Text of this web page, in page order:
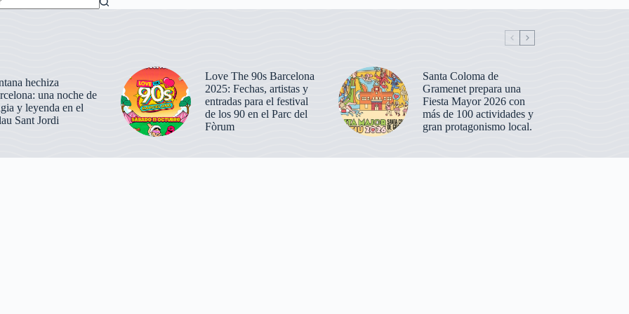
hechiza
una noche de
y leyenda en el
Sant Jordi
Love The 90s Barcelona
2025: Fechas, artistas y
entradas para el festival
de los 90 en el Parc del
Fòrum
Santa Coloma de
Gramenet prepara una
Fiesta Mayor 2026 con
más de 100 actividades y
gran protagonismo local.